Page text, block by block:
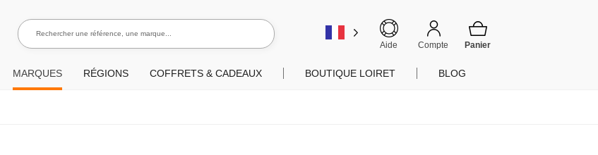
Aide Compte
Rechercher une référence, une marque...
Rechercher
MARQUES RÉGIONS COFFRETS & CADEAUX BOUTIQUE LOIRET BLOG